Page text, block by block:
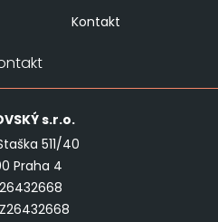
Kontakt
s.r.o.
511/40
Praha 4